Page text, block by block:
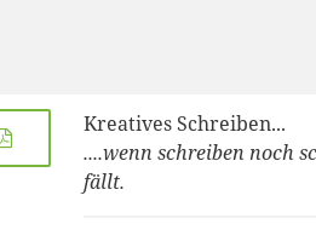
Kreatives Schreiben...
....wenn schreiben noch
fällt.